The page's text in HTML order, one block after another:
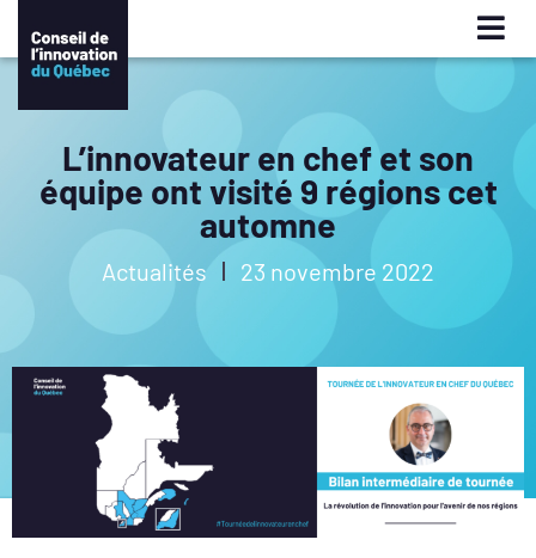
L’innovateur en chef et son
équipe ont visité 9 régions cet
automne
Actualités 23 novembre 2022